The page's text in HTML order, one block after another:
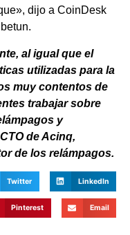
dijo a CoinDesk
al igual que el
utilizadas para la
muy contentos de
trabajar sobre
y
de Acinq,
de los relámpagos.
Twitter LinkedIn
Pinterest Email